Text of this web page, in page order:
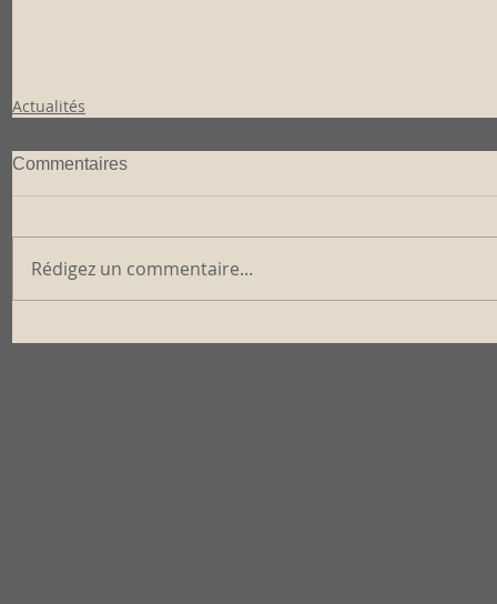
Actualités
Commentaires
Rédigez un commentaire...